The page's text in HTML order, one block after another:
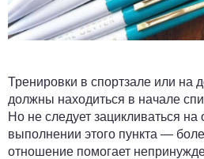
Тренировки в спортзале или
должны находиться в начале
Но не следует зацикливаться на
выполнении этого пункта —
отношение помогает